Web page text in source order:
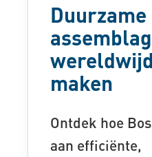
Duurzame
maken
Ontdek hoe
aan efficiënte,